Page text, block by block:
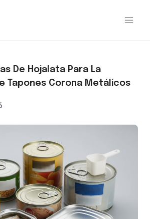
De Hojalata Para La
Tapones Corona Metálicos